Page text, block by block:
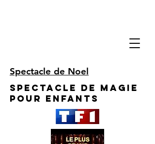
Spectacle de Noel
Spectacle de Magie
pour enfants